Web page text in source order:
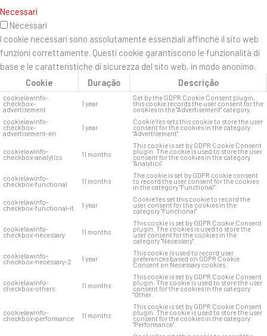
Necessari
Necessari
I cookie necessari sono assolutamente essenziali affinché il sito web
funzioni correttamente. Questi cookie garantiscono le funzionalità di
base e le caratteristiche di sicurezza del sito web, in modo anonimo.
Cookie
Duração Descrição
cookielawinfo-
checkbox-
advertisement
1 year
Set by the GDPR Cookie Consent plugin,
this cookie records the user consent for the
cookies in the "Advertisement" category.
cookielawinfo-
checkbox-
advertisement-en
1 year
CookieYes sets this cookie to store the user
consent for the cookies in the category
"Advertisement".
cookielawinfo-
checkbox-analytics 11 months
This cookie is set by GDPR Cookie Consent
plugin. The cookie is used to store the user
consent for the cookies in the category
"Analytics".
cookielawinfo-
checkbox-functional 11 months
The cookie is set by GDPR cookie consent
to record the user consent for the cookies
in the category "Functional".
cookielawinfo-
checkbox-functional-it 1 year
CookieYes set this cookie to record the
user consent for the cookies in the
category "Functional".
cookielawinfo-
checkbox-necessary 11 months
This cookie is set by GDPR Cookie Consent
plugin. The cookies is used to store the
user consent for the cookies in the
category "Necessary".
cookielawinfo-
checkbox-necessary-2 1 year
This cookie is used to record user
preferences based on GDPR Cookie
Consent on Necessary cookies.
cookielawinfo-
checkbox-others 11 months
This cookie is set by GDPR Cookie Consent
plugin. The cookie is used to store the user
consent for the cookies in the category
"Other.
cookielawinfo-
checkbox-performance 11 months
This cookie is set by GDPR Cookie Consent
plugin. The cookie is used to store the user
consent for the cookies in the category
"Performance".